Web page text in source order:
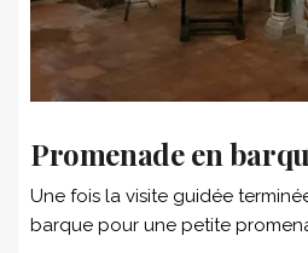
Promenade en
Une fois la visite guidée
barque pour une petite